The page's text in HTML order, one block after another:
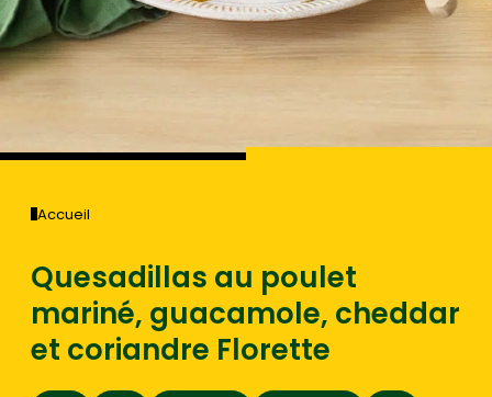
Accueil
Quesadillas au poulet
mariné, guacamole, cheddar
et coriandre Florette